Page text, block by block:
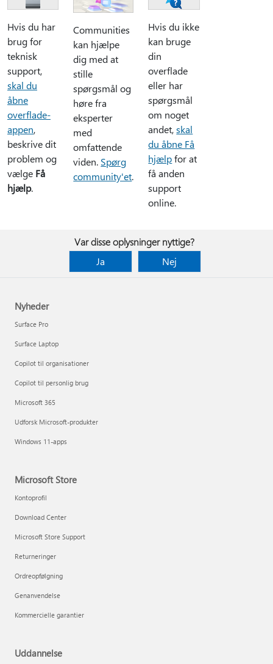
Hvis du har
brug for
teknisk
support,
skal du
åbne
overflade-
appen,
beskrive dit
problem og
vælge Få
hjælp.
Communities
kan hjælpe
dig med at
stille
spørgsmål og
høre fra
eksperter
med
omfattende
viden. Spørg
community'et.
Hvis du ikke
kan bruge
din
overflade
eller har
spørgsmål
om noget
andet,skal
du åbne Få
hjælpfor at
få anden
support
online.
Var disse oplysninger nyttige?
Ja
Nej
Nyheder
Surface Pro
Surface Laptop
Copilot til organisationer
Copilot til personlig brug
Microsoft 365
Udforsk Microsoft-produkter
Windows 11-apps
Microsoft Store
Kontoprofil
Download Center
Microsoft Store Support
Returneringer
Ordreopfølgning
Genanvendelse
Kommercielle garantier
Uddannelse